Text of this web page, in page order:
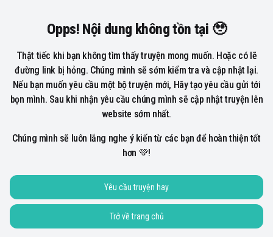
Opps! Nội dung không tồn tại 🥹
Thật tiếc khi bạn không tìm thấy truyện mong muốn. Hoặc có lẽ
đường link bị hỏng. Chúng mình sẽ sớm kiểm tra và cập nhật lại.
Nếu bạn muốn yêu cầu một bộ truyện mới, Hãy tạo yêu cầu gửi tới
bọn mình. Sau khi nhận yêu cầu chúng mình sẽ cập nhật truyện lên
website sớm nhất.
Chúng mình sẽ luôn lắng nghe ý kiến từ các bạn để hoàn thiện tốt
hơn 💚!
Yêu cầu truyện hay
Trở về trang chủ